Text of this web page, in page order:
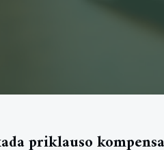
priklauso